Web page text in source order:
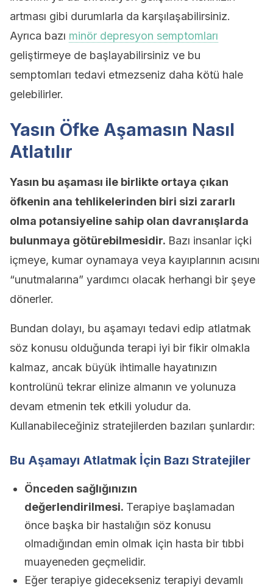
artması gibi durumlarla da karşılaşabilirsiniz.
Ayrıca bazı minör depresyon semptomları
geliştirmeye de başlayabilirsiniz ve bu
semptomları tedavi etmezseniz daha kötü hale
gelebilirler.
Yasın Öfke Aşamasın Nasıl
Atlatılır
Yasın bu aşaması ile birlikte ortaya çıkan
öfkenin ana tehlikelerinden biri sizi zararlı
olma potansiyeline sahip olan davranışlarda
bulunmaya götürebilmesidir. Bazı insanlar içki
içmeye, kumar oynamaya veya kayıplarının acısını
“unutmalarına” yardımcı olacak herhangi bir şeye
dönerler.
Bundan dolayı, bu aşamayı tedavi edip atlatmak
söz konusu olduğunda terapi iyi bir fikir olmakla
kalmaz, ancak büyük ihtimalle hayatınızın
kontrolünü tekrar elinize almanın ve yolunuza
devam etmenin tek etkili yoludur da.
Kullanabileceğiniz stratejilerden bazıları şunlardır:
Bu Aşamayı Atlatmak İçin Bazı Stratejiler
Önceden sağlığınızın
değerlendirilmesi. Terapiye başlamadan
önce başka bir hastalığın söz konusu
olmadığından emin olmak için hasta bir tıbbi
muayeneden geçmelidir.
Eğer terapiye gidecekseniz terapiyi devamlı